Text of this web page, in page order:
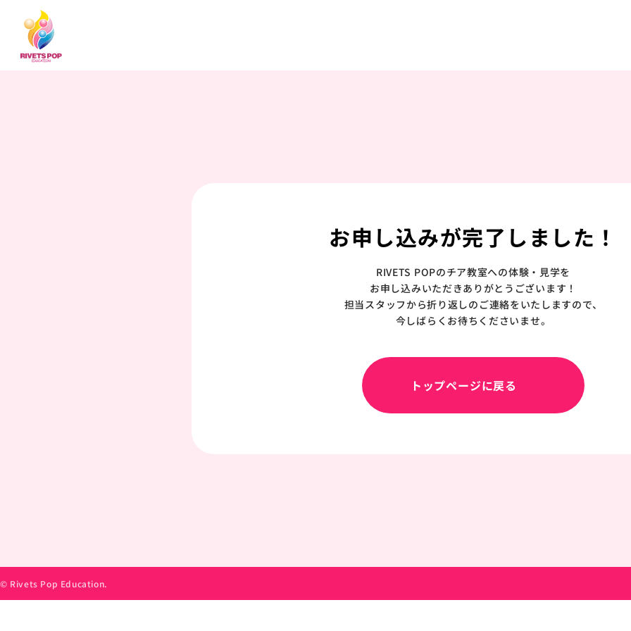
お申し込みが完了しました！
RIVETS POPのチア教室への体験・見学を
お申し込みいただきありがとうございます！
担当スタッフから折り返しのご連絡をいたしますので、
今しばらくお待ちくださいませ。
トップページに戻る
© Rivets Pop Education.